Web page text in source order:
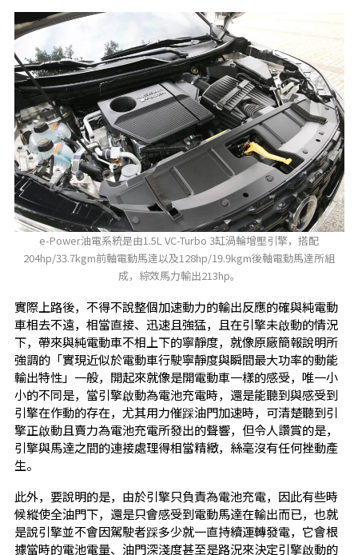
e-Power油電系統是由1.5L VC-Turbo 3缸渦輪增壓引擎，搭配
204hp/33.7kgm前軸電動馬達以及128hp/19.9kgm後軸電動馬達所組
成，綜效馬力輸出213hp。
實際上路後，不得不說整個加速動力的輸出反應的確與純電動
車相去不遠，相當直接、迅速且強猛，且在引擎未啟動的情況
下，帶來與純電動車不相上下的寧靜度，就像原廠簡報說明所
強調的「實現近似於電動車行駛寧靜度與瞬間最大功率的動能
輸出特性」一般，開起來就像是開電動車一樣的感受，唯一小
小的不同是，當引擎啟動為電池充電時，還是能聽到與感受到
引擎在作動的存在，尤其用力催踩油門加速時，可清楚聽到引
擎正啟動且賣力為電池充電所發出的聲響，但令人讚賞的是，
引擎與馬達之間的連接處理得相當精緻，絲毫沒有任何挫動產
生。
此外，要說明的是，由於引擎只負責為電池充電，因此有些時
候縱使全油門下，還是只會感受到電動馬達在輸出而已，也就
是說引擎並不會因駕駛者踩多少就一直持續運轉發電，它會根
據當時的電池電量、油門深淺度甚至是路況來決定引擎啟動的